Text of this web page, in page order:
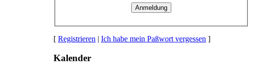
Anmeldung
[ Registrieren | Ich habe mein Paßwort vergessen ]
Kalender